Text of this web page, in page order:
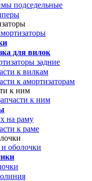
подседельные
для вилок
задние
к вилкам
к амортизаторам
к ним
к ним
на раму
к раме
оболочки